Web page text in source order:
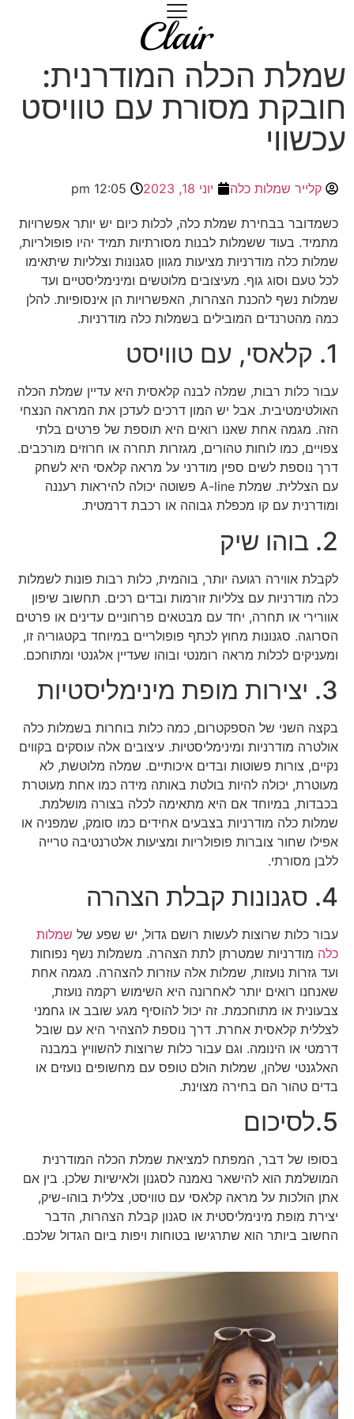
שמלת הכלה המודרנית:
חובקת מסורת עם טוויסט
עכשווי
קלייר שמלות כלה יוני 18, 2023 12:05 pm
כשמדובר בבחירת שמלת כלה, לכלות כיום יש יותר אפשרויות
מתמיד. בעוד ששמלות לבנות מסורתיות תמיד יהיו פופולריות,
שמלות כלה מודרניות מציעות מגוון סגנונות וצלליות שיתאימו
לכל טעם וסוג גוף. מעיצובים מלוטשים ומינימליסטיים ועד
שמלות נשף להכנת הצהרות, האפשרויות הן אינסופיות. להלן
כמה מהטרנדים המובילים בשמלות כלה מודרניות.
1. קלאסי, עם טוויסט
עבור כלות רבות, שמלה לבנה קלאסית היא עדיין שמלת הכלה
האולטימטיבית. אבל יש המון דרכים לעדכן את המראה הנצחי
הזה. מגמה אחת שאנו רואים היא תוספת של פרטים בלתי
צפויים, כמו לוחות טהורים, מגזרות תחרה או חרוזים מורכבים.
דרך נוספת לשים ספין מודרני על מראה קלאסי היא לשחק
עם הצללית. שמלת A-line פשוטה יכולה להיראות רעננה
ומודרנית עם קו מכפלת גבוהה או רכבת דרמטית.
2. בוהו שיק
לקבלת אווירה רגועה יותר, בוהמית, כלות רבות פונות לשמלות
כלה מודרניות עם צלליות זורמות ובדים רכים. תחשוב שיפון
אוורירי או תחרה, יחד עם מבטאים פרחוניים עדינים או פרטים
הסרוגה. סגנונות מחוץ לכתף פופולריים במיוחד בקטגוריה זו,
ומעניקים לכלות מראה רומנטי ובוהו שעדיין אלגנטי ומתוחכם.
3. יצירות מופת מינימליסטיות
בקצה השני של הספקטרום, כמה כלות בוחרות בשמלות כלה
אולטרה מודרניות ומינימליסטיות. עיצובים אלה עוסקים בקווים
נקיים, צורות פשוטות ובדים איכותיים. שמלה מלוטשת, לא
מעוטרת, יכולה להיות בולטת באותה מידה כמו אחת מעוטרת
בכבדות, במיוחד אם היא מתאימה לכלה בצורה מושלמת.
שמלות כלה מודרניות בצבעים אחידים כמו סומק, שמפניה או
אפילו שחור צוברות פופולריות ומציעות אלטרנטיבה טרייה
ללבן מסורתי.
4. סגנונות קבלת הצהרה
עבור כלות שרוצות לעשות רושם גדול, יש שפע של שמלות
כלה מודרניות שמטרתן לתת הצהרה. משמלות נשף נפוחות
ועד גזרות נועזות, שמלות אלה עוזרות להצהרה. מגמה אחת
שאנחנו רואים יותר לאחרונה היא השימוש רקמה נועזת,
צבעונית או מתוחכמת. זה יכול להוסיף מגע שובב או גחמני
לצללית קלאסית אחרת. דרך נוספת להצהיר היא עם שובל
דרמטי או הינומה. וגם עבור כלות שרוצות להשוויץ במבנה
האלגנטי שלהן, שמלות הולם טופס עם מחשופים נועזים או
בדים טהור הם בחירה מצוינת.
5.לסיכום
בסופו של דבר, המפתח למציאת שמלת הכלה המודרנית
המושלמת הוא להישאר נאמנה לסגנון ולאישיות שלכן. בין אם
אתן הולכות על מראה קלאסי עם טוויסט, צללית בוהו-שיק,
יצירת מופת מינימליסטית או סגנון קבלת הצהרות, הדבר
החשוב ביותר הוא שתרגישו בטוחות ויפות ביום הגדול שלכם.